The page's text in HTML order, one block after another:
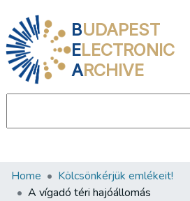
BUDAPEST
ELECTRONIC
ARCHIVE
Communities & Collections
Home
Kölcsönkérjük emlékeit!
A vígadó téri hajóállomás